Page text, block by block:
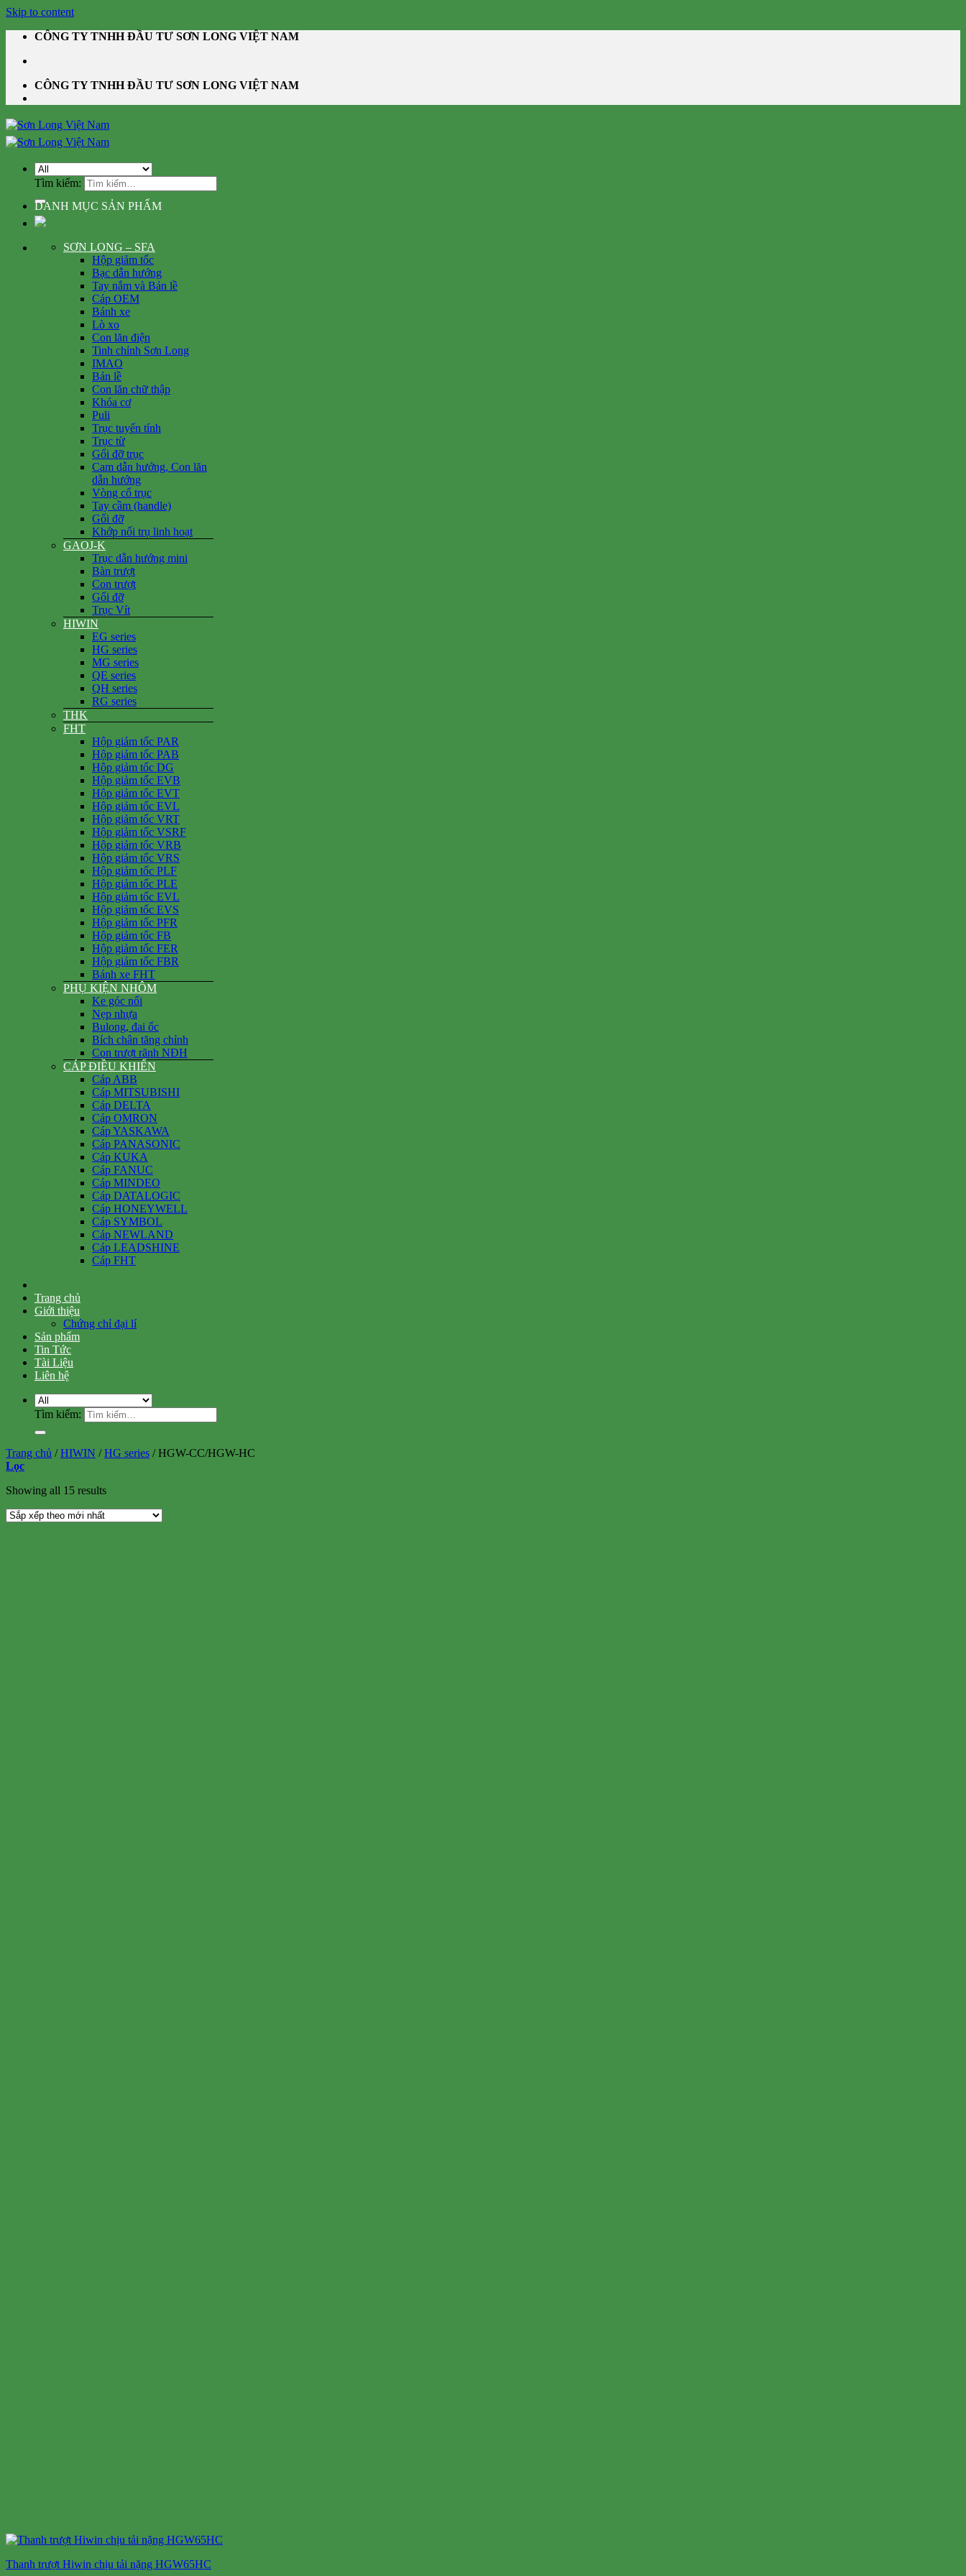
Skip to content
CÔNG TY TNHH ĐẦU TƯ SƠN LONG VIỆT NAM
CÔNG TY TNHH ĐẦU TƯ SƠN LONG VIỆT NAM
Tìm kiếm:
DANH MỤC SẢN PHẨM
SƠN LONG – SFA
Hộp giảm tốc
Bạc dẫn hướng
Tay nắm và Bản lề
Cáp OEM
Bánh xe
Lò xo
Con lăn điện
Tinh chỉnh Sơn Long
IMAO
Bản lề
Con lăn chữ thập
Khóa cơ
Puli
Trục tuyến tính
Trục từ
Gối đỡ trục
Cam dẫn hướng, Con lăn
dẫn hướng
Vòng cổ trục
Tay cầm (handle)
Gối đỡ
Khớp nối trụ linh hoạt
GAOJ-K
Trục dẫn hướng mini
Bàn trượt
Con trượt
Gối đỡ
Trục Vít
HIWIN
EG series
HG series
MG series
QE series
QH series
RG series
THK
FHT
Hộp giảm tốc PAR
Hộp giảm tốc PAB
Hộp giảm tốc DG
Hộp giảm tốc EVB
Hộp giảm tốc EVT
Hộp giảm tốc EVL
Hộp giảm tốc VRT
Hộp giảm tốc VSRF
Hộp giảm tốc VRB
Hộp giảm tốc VRS
Hộp giảm tốc PLF
Hộp giảm tốc PLE
Hộp giảm tốc EVL
Hộp giảm tốc EVS
Hộp giảm tốc PFR
Hộp giảm tốc FB
Hộp giảm tốc FER
Hộp giảm tốc FBR
Bánh xe FHT
PHỤ KIỆN NHÔM
Ke góc nổi
Nẹp nhựa
Bulong, đai ốc
Bích chân tăng chỉnh
Con trượt rãnh NĐH
CÁP ĐIỀU KHIỂN
Cáp ABB
Cáp MITSUBISHI
Cáp DELTA
Cáp OMRON
Cáp YASKAWA
Cáp PANASONIC
Cáp KUKA
Cáp FANUC
Cáp MINDEO
Cáp DATALOGIC
Cáp HONEYWELL
Cáp SYMBOL
Cáp NEWLAND
Cáp LEADSHINE
Cáp FHT
Trang chủ
Giới thiệu
Chứng chỉ đại lí
Sản phẩm
Tin Tức
Tài Liệu
Liên hệ
Tìm kiếm:
Trang chủ / HIWIN / HG series /HGW-CC/HGW-HC
Lọc
Showing all 15 results
Thanh trượt Hiwin chịu tải nặng HGW65HC